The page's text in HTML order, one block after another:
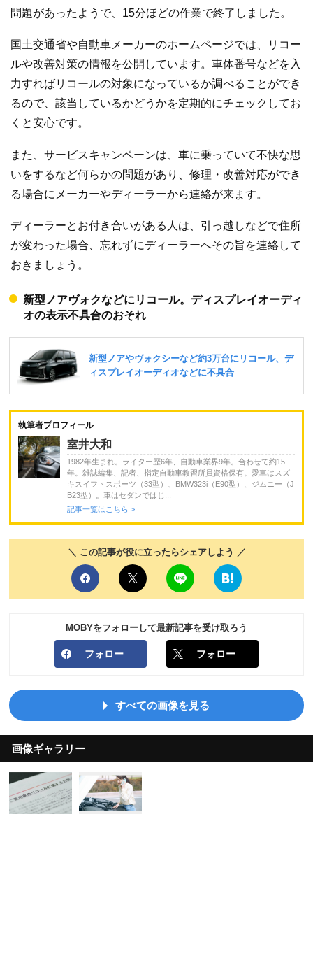
問題があったようで、15分ほどの作業で終了しました。
国土交通省や自動車メーカーのホームページでは、リコー
ルや改善対策の情報を公開しています。車体番号などを入
力すればリコールの対象になっているか調べることができ
るので、該当しているかどうかを定期的にチェックしてお
くと安心です。
また、サービスキャンペーンは、車に乗っていて不快な思
いをするなど何らかの問題があり、修理・改善対応ができ
る場合にメーカーやディーラーから連絡が来ます。
ディーラーとお付き合いがある人は、引っ越しなどで住所
が変わった場合、忘れずにディーラーへその旨を連絡して
おきましょう。
新型ノアヴォクなどにリコール。ディスプレイオーディ
オの表示不具合のおそれ
執筆者プロフィール
室井大和
1982年生まれ。ライター歴6年、自動車業界9年。合わせて約15
年。雑誌編集、記者、指定自動車教習所員資格保有。愛車はスズ
キスイフトスポーツ（33型）、BMW323i（E90型）、ジムニー（J
B23型）。車はセダンではじ...
記事一覧はこちら >
＼ この記事が役に立ったらシェアしよう ／
MOBYをフォローして最新記事を受け取ろう
フォロー フォロー
すべての画像を見る
画像ギャラリー